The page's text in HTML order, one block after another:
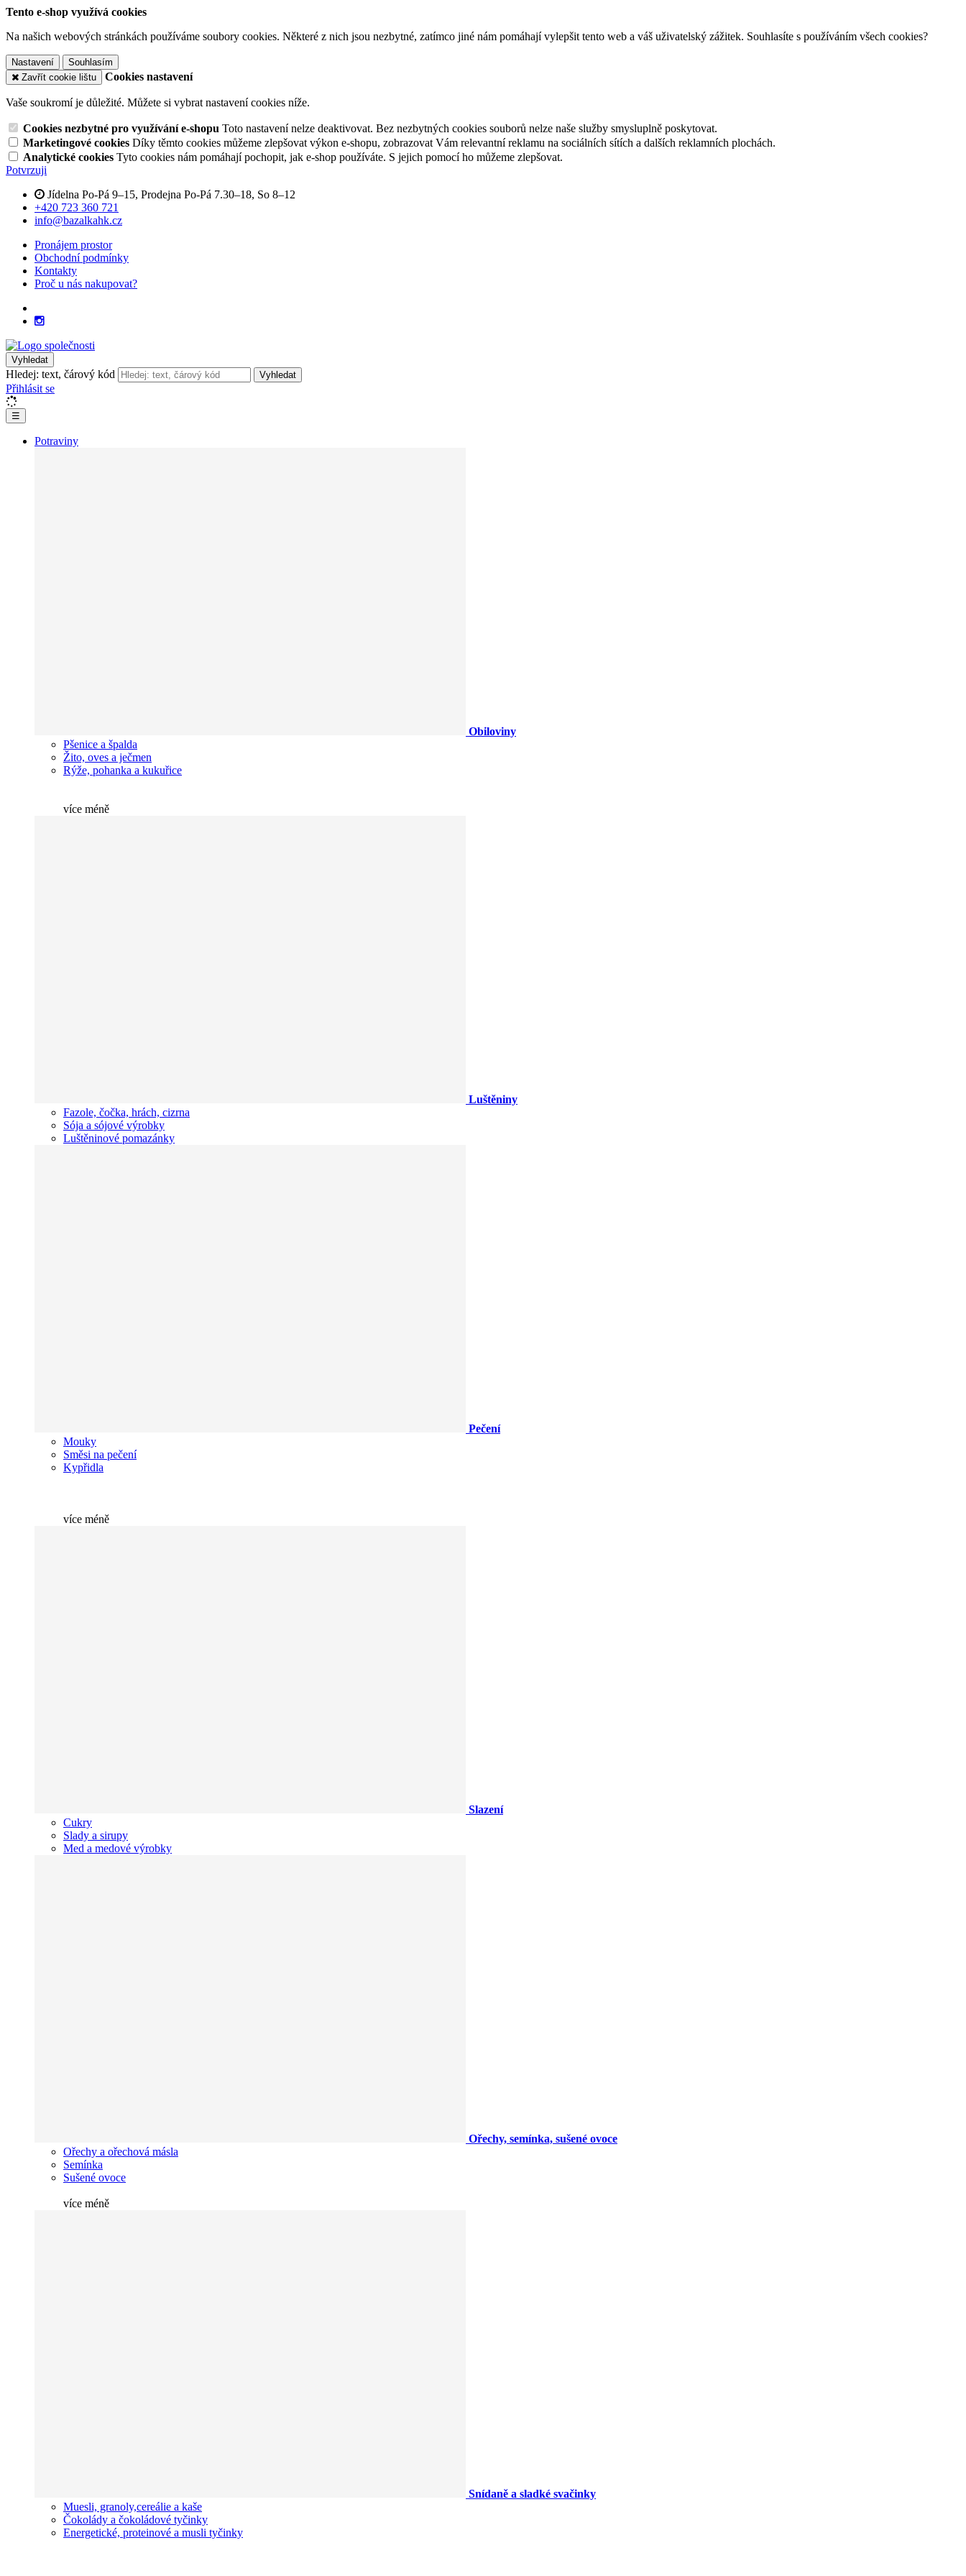
Tento e-shop využívá cookies
Na našich webových stránkách používáme soubory cookies. Některé z nich jsou nezbytné, zatímco jiné nám pomáhají vylepšit tento web a váš uživatelský zážitek. Souhlasíte s používáním všech cookies?
Nastavení
Souhlasím
Zavřít cookie lištu
Cookies nastavení
Vaše soukromí je důležité. Můžete si vybrat nastavení cookies níže.
Cookies nezbytné pro využívání e-shopu Toto nastavení nelze deaktivovat. Bez nezbytných cookies souborů nelze naše služby smysluplně poskytovat.
Marketingové cookies Díky těmto cookies můžeme zlepšovat výkon e-shopu, zobrazovat Vám relevantní reklamu na sociálních sítích a dalších reklamních plochách.
Analytické cookies Tyto cookies nám pomáhají pochopit, jak e-shop používáte. S jejich pomocí ho můžeme zlepšovat.
Potvrzuji
Jídelna Po-Pá 9–15, Prodejna Po-Pá 7.30–18, So 8–12
+420 723 360 721
info@bazalkahk.cz
Pronájem prostor
Obchodní podmínky
Kontakty
Proč u nás nakupovat?
Vyhledat
Hledej: text, čárový kód Vyhledat
Přihlásit se
☰
Potraviny
Obiloviny
Pšenice a špalda
Žito, oves a ječmen
Rýže, pohanka a kukuřice
více méně
Luštěniny
Fazole, čočka, hrách, cizrna
Sója a sójové výrobky
Luštěninové pomazánky
Pečení
Mouky
Směsi na pečení
Kypřidla
více méně
Slazení
Cukry
Slady a sirupy
Med a medové výrobky
Ořechy, semínka, sušené ovoce
Ořechy a ořechová másla
Semínka
Sušené ovoce
více méně
Snídaně a sladké svačinky
Muesli, granoly,cereálie a kaše
Čokolády a čokoládové tyčinky
Energetické, proteinové a musli tyčinky